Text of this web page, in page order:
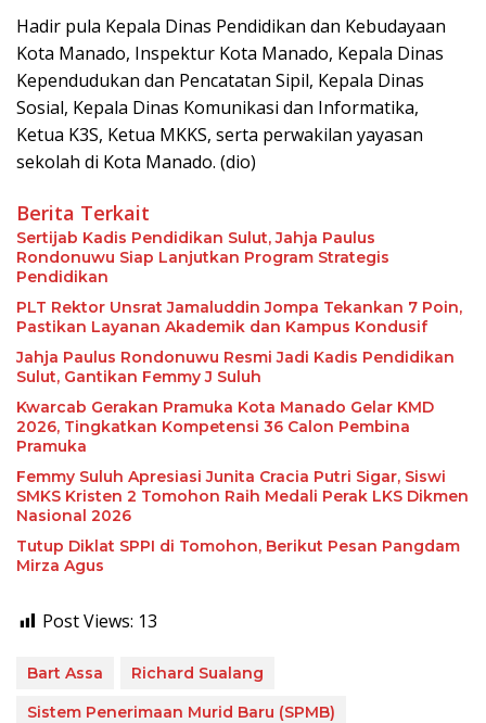
Hadir pula Kepala Dinas Pendidikan dan Kebudayaan
Kota Manado, Inspektur Kota Manado, Kepala Dinas
Kependudukan dan Pencatatan Sipil, Kepala Dinas
Sosial, Kepala Dinas Komunikasi dan Informatika,
Ketua K3S, Ketua MKKS, serta perwakilan yayasan
sekolah di Kota Manado. (dio)
Berita Terkait
Sertijab Kadis Pendidikan Sulut, Jahja Paulus
Rondonuwu Siap Lanjutkan Program Strategis
Pendidikan
PLT Rektor Unsrat Jamaluddin Jompa Tekankan 7 Poin,
Pastikan Layanan Akademik dan Kampus Kondusif
Jahja Paulus Rondonuwu Resmi Jadi Kadis Pendidikan
Sulut, Gantikan Femmy J Suluh
Kwarcab Gerakan Pramuka Kota Manado Gelar KMD
2026, Tingkatkan Kompetensi 36 Calon Pembina
Pramuka
Femmy Suluh Apresiasi Junita Cracia Putri Sigar, Siswi
SMKS Kristen 2 Tomohon Raih Medali Perak LKS Dikmen
Nasional 2026
Tutup Diklat SPPI di Tomohon, Berikut Pesan Pangdam
Mirza Agus
Post Views: 13
Bart Assa
Richard Sualang
Sistem Penerimaan Murid Baru (SPMB)